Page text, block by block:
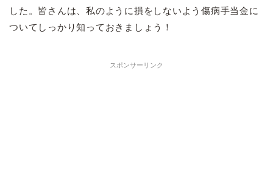
した。皆さんは、私のように損をしないよう傷病手当金に
ついてしっかり知っておきましょう！
スポンサーリンク